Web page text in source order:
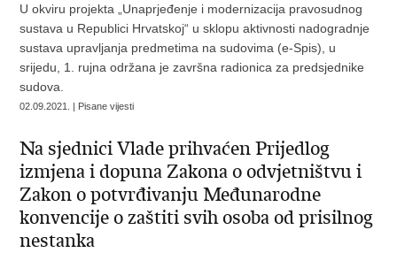
U okviru projekta „Unaprjeđenje i modernizacija pravosudnog
sustava u Republici Hrvatskoj“ u sklopu aktivnosti nadogradnje
sustava upravljanja predmetima na sudovima (e-Spis), u
srijedu, 1. rujna održana je završna radionica za predsjednike
sudova.
02.09.2021. | Pisane vijesti
Na sjednici Vlade prihvaćen Prijedlog
izmjena i dopuna Zakona o odvjetništvu i
Zakon o potvrđivanju Međunarodne
konvencije o zaštiti svih osoba od prisilnog
nestanka